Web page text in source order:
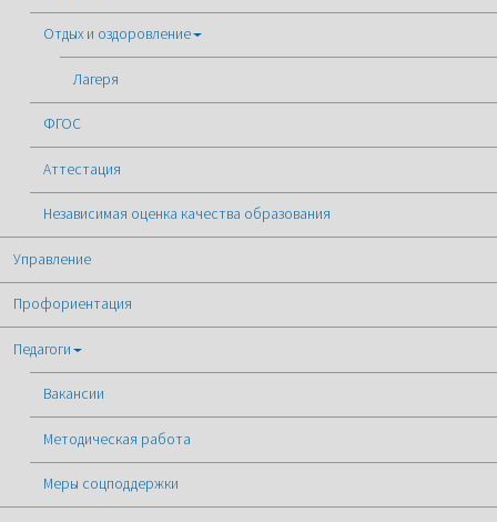
Отдых и оздоровление
Лагеря
ФГОС
Аттестация
Независимая оценка качества образования
Управление
Профориентация
Педагоги
Вакансии
Методическая работа
Меры соцподдержки